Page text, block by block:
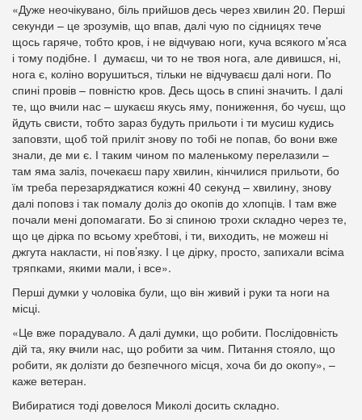
«Дуже неочікувано, біль прийшов десь через хвилин 20. Перші
секунди – це зрозумів, що впав, далі чую по сідницях тече
щось гаряче, тобто кров, і не відчуваю ноги, куча всякого м’яса
і тому подібне. І думаєш, чи то не твоя нога, але дивишся, ні,
нога є, коліно ворушиться, тільки не відчуваєш далі ноги. По
спині провів – повністю кров. Десь щось в спині значить. І далі
те, що вчили нас – шукаєш якусь яму, пониження, бо чуєш, що
йдуть свисти, тобто зараз будуть прильоти і ти мусиш кудись
заповзти, щоб той приліт знову по тобі не попав, бо вони вже
знали, де ми є. І таким чином по маленькому перелазили –
там яма заліз, почекаєш пару хвилин, кінчилися прильоти, бо
їм треба перезаряджатися кожні 40 секунд – хвилину, знову
далі поповз і так помалу доліз до окопів до хлопців. І там вже
почали мені допомагати. Бо зі спиною трохи складно через те,
що це дірка по всьому хребтові, і ти, виходить, не можеш ні
джгута накласти, ні пов’язку. І це дірку, просто, запихали всіма
тряпками, якими мали, і все».
Перші думки у чоловіка були, що він живий і руки та ноги на
місці.
«Це вже порадувало. А далі думки, що робити. Послідовність
дій та, яку вчили нас, що робити за чим. Питання стояло, що
робити, як долізти до безпечного місця, хоча би до окопу», –
каже ветеран.
Вибиратися тоді довелося Миколі досить складно.